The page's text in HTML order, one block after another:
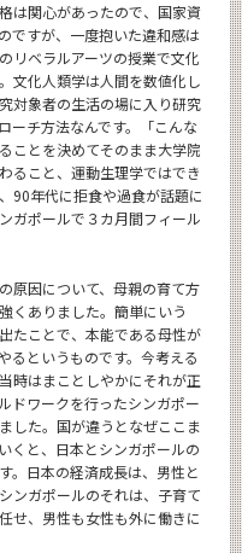
は関心があったので、国家資
ですが、一度抱いた違和感は
リベラルアーツの授業で文化
文化人類学は人間を数値化し
対象者の生活の場に入り研究
ーチ方法なんです。「こんな
ことを決めてそのまま大学院
ること、運動生理学ではでき
90年代に拒食や過食が話題に
ガポールで３カ月間フィール
原因について、母親の育て方
くありました。簡単にいう
たことで、本能である母性が
るというものです。今考える
時はまことしやかにそれが正
ドワークを行ったシンガポー
した。国が違うとなぜここま
くと、日本とシンガポールの
。日本の経済成長は、男性と
ンガポールのそれは、子育て
せ、男性も女性も外に働きに